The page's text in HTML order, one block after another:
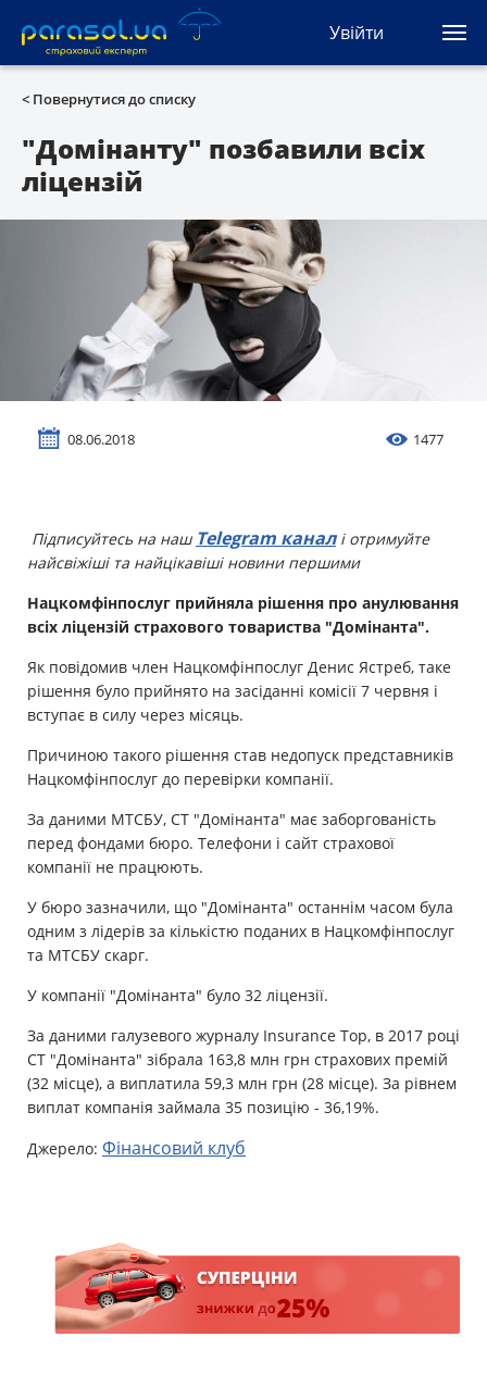
Увійти
(093) 170-33-90
RuEn
Усі сервіси
Автоцивілка
Зелена карта
Туристична
Автозахист
Довідник компаній
Новини
Партнерська програма
Реферальна програма
< Повернутися до списку
"Домінанту" позбавили всіх
ліцензій
08.06.2018 1477
Підписуйтесь на наш Telegram каналі отримуйте
найсвіжіші та найцікавіші новини першими
Нацкомфінпослуг прийняла рішення про анулювання
всіх ліцензій страхового товариства "Домінанта".
Як повідомив член Нацкомфінпослуг Денис Ястреб, таке
рішення було прийнято на засіданні комісії 7 червня і
вступає в силу через місяць.
Причиною такого рішення став недопуск представників
Нацкомфінпослуг до перевірки компанії.
За даними МТСБУ, СТ "Домінанта" має заборгованість
перед фондами бюро. Телефони і сайт страхової
компанії не працюють.
У бюро зазначили, що "Домінанта" останнім часом була
одним з лідерів за кількістю поданих в Нацкомфінпослуг
та МТСБУ скарг.
У компанії "Домінанта" було 32 ліцензії.
За даними галузевого журналу Insurance Top, в 2017 році
СТ "Домінанта" зібрала 163,8 млн грн страхових премій
(32 місце), а виплатила 59,3 млн грн (28 місце). За рівнем
виплат компанія займала 35 позицію - 36,19%.
Джерело: Фінансовий клуб